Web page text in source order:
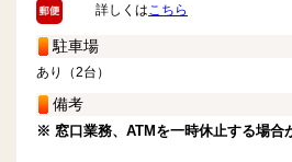
詳しくはこちら
駐車場
あり（2台）
備考
※ 窓口業務、ATMを一時休止する場合